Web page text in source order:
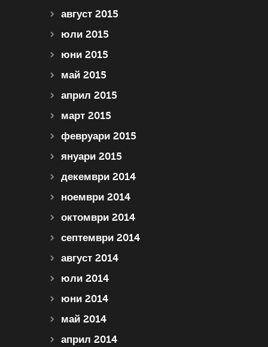
август 2015
юли 2015
юни 2015
май 2015
април 2015
март 2015
февруари 2015
януари 2015
декември 2014
ноември 2014
октомври 2014
септември 2014
август 2014
юли 2014
юни 2014
май 2014
април 2014